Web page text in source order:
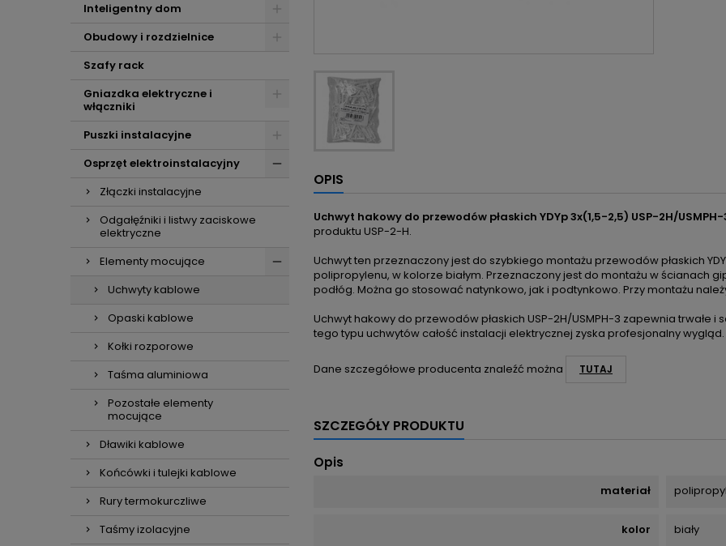
Inteligentny dom
Obudowy i rozdzielnice
Szafy rack
Gniazdka elektryczne i
włączniki
Puszki instalacyjne
Osprzęt elektroinstalacyjny
Złączki instalacyjne
Odgałęźniki i listwy zaciskowe
elektryczne
Elementy mocujące
Uchwyty kablowe
Opaski kablowe
Kołki rozporowe
Taśma aluminiowa
Pozostałe elementy
mocujące
Dławiki kablowe
Końcówki i tulejki kablowe
Rury termokurczliwe
Taśmy izolacyjne
OPIS
Uchwyt hakowy do przewodów płaskich YDYp 3x(1,5-2,5) USP-2H/
produktu USP-2-H.
Uchwyt ten przeznaczony jest do szybkiego montażu przewodów płaskich
polipropylenu, w kolorze białym. Przeznaczony jest do montażu w ścianach
podłóg. Można go stosować natynkowo, jak i podtynkowo. Przy montażu
Uchwyt hakowy do przewodów płaskich USP-2H/USMPH-3 zapewnia
tego typu uchwytów całość instalacji elektrycznej zyska profesjonalny
Dane szczegółowe producenta znaleźć można TUTAJ
SZCZEGÓŁY PRODUKTU
Opis
materiał
kolor biały